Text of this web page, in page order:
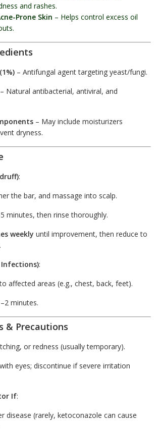
and rashes.
Prone Skin – Helps control excess oil
– Antifungal agent targeting yeast/fungi.
– Natural antibacterial, antiviral, and
– May include moisturizers
dryness.
:
the bar, and massage into scalp.
minutes, then rinse thoroughly.
weekly until improvement, then reduce to
Infections):
affected areas (e.g., chest, back, feet).
minutes.
& Precautions
or redness (usually temporary).
eyes; discontinue if severe irritation
If:
disease (rarely, ketoconazole can cause